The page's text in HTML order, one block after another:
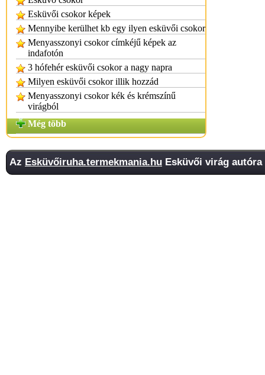
Esküvői csokor képek
Mennyibe kerülhet kb egy ilyen esküvői csokor
Menyasszonyi csokor címkéjű képek az
indafotón
3 hófehér esküvői csokor a nagy napra
Milyen esküvői csokor illik hozzád
Menyasszonyi csokor kék és krémszínű
virágból
Még több
Az Esküvőiruha.termekmania.hu Esküvői virág